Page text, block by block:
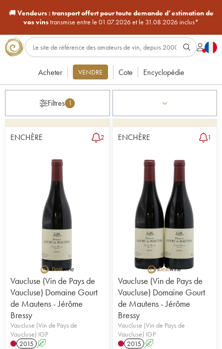
🚚Vendeurs : transport offert pour toute demande d’estimation de
vos vinstransmise entre le 01.07.2026 et le 31.08.2026 inclus*
Acheter VENDRE Cote Encyclopédie
Filtres 1
ENCHÈRE 2
Vaucluse (Vin de Pays de
Vaucluse) Domaine Gourt
de Mautens - Jérôme
Bressy
Vaucluse (Vin de Pays de
Vaucluse) IGP
2015 A
ENCHÈRE 1
Vaucluse (Vin de Pays de
Vaucluse) Domaine Gourt
de Mautens - Jérôme
Bressy
Vaucluse (Vin de Pays de
Vaucluse) IGP
2015 A